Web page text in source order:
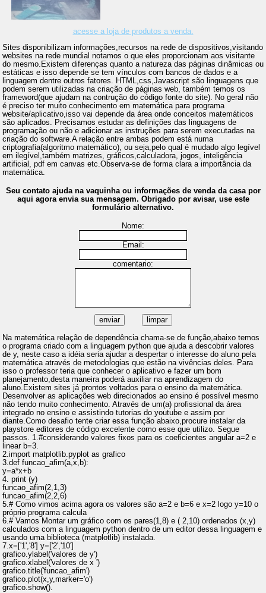
acesse a loja de produtos a venda.
Sites disponibilizam informações,recursos na rede de dispositivos,visitando
websites na rede mundial notamos o que eles proporcionam aos visitante
do mesmo.Existem diferenças quanto a natureza das páginas dinâmicas ou
estáticas e isso depende se tem vínculos com bancos de dados e a
linguagem dentre outros fatores. HTML,css,Javascript são linguagens que
podem serem utilizadas na criação de páginas web, também temos os
frameword(que ajudam na contrução do código fonte do site). No geral não
é preciso ter muito conhecimento em matemática para programa
website/aplicativo,isso vai depende da área onde conceitos matemáticos
são aplicados. Precisamos estudar as definições das linguagens de
programação ou não e adicionar as instruções para serem executadas na
criação do software.A relação entre ambas podem está numa
criptografia(algoritmo matemático), ou seja,pelo qual é mudado algo legível
em ilegível,também matrizes, gráficos,calculadora, jogos, inteligência
artificial, pdf em canvas etc.Observa-se de forma clara a importância da
matemática.
Seu contato ajuda na vaquinha ou informações de venda da casa por
aqui agora envia sua mensagem. Obrigado por avisar, use este
formulário alternativo.
Nome:
Email:
comentario:
Na matemática relação de dependência chama-se de função,abaixo temos
o programa criado com a linguagem python que ajuda a descobrir valores
de y, neste caso a idéia seria ajudar a despertar o interesse do aluno pela
matemática através de metodologias que estão na vivências deles. Para
isso o professor teria que conhecer o aplicativo e fazer um bom
planejamento,desta maneira poderá auxiliar na aprendizagem do
aluno.Existem sites já prontos voltados para o ensino da matemática.
Desenvolver as aplicações web direcionados ao ensino é possível mesmo
não tendo muito conhecimento. Através de um(a) profissional da área
integrado no ensino e assistindo tutorias do youtube e assim por
diante.Como desafio tente criar essa função abaixo,procure instalar da
playstore editores de código excelente como esse que utilizo. Segue
passos. 1.#considerando valores fixos para os coeficientes angular a=2 e
linear b=3.
2.import matplotlib.pyplot as grafico
3.def funcao_afim(a,x,b):
y=a*x+b
4. print (y)
funcao_afim(2,1,3)
funcao_afim(2,2,6)
5.# Como vimos acima agora os valores são a=2 e b=6 e x=2 logo y=10 o
próprio programa calcula
6.# Vamos Montar um gráfico com os pares(1,8) e ( 2,10) ordenados (x,y)
calculados com a linguagem python dentro de um editor dessa linguagem e
usando uma biblioteca (matplotlib) instalada.
7.x=['1','8'] y=['2','10']
grafico.ylabel('valores de y')
grafico.xlabel('valores de x ')
grafico.title('funcao_afim')
grafico.plot(x,y,marker='o')
grafico.show().